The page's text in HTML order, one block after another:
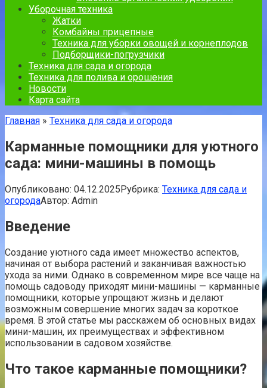
Уборочная техника
Жатки
Комбайны прицепные
Техника для уборки овощей и корнеплодов
Подборщики-погрузчики
Техника для сада и огорода
Техника для полива и орошения
Новости
Карта сайта
Главная » Техника для сада и огорода
Карманные помощники для уютного
сада: мини-машины в помощь
Опубликовано: 04.12.2025Рубрика: Техника для сада и
огородаАвтор: Admin
Введение
Создание уютного сада имеет множество аспектов,
начиная от выбора растений и заканчивая важностью
ухода за ними. Однако в современном мире все чаще на
помощь садоводу приходят мини-машины — карманные
помощники, которые упрощают жизнь и делают
возможным совершение многих задач за короткое
время. В этой статье мы расскажем об основных видах
мини-машин, их преимуществах и эффективном
использовании в садовом хозяйстве.
Что такое карманные помощники?